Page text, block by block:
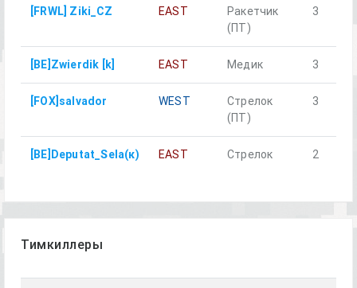
[FRWL] Ziki_CZ EAST
Ракетчик
(ПТ)
3
[BE]Zwierdik [k] EAST Медик 3
[FOX]salvador WEST
Стрелок
(ПТ)
3
[BE]Deputat_Sela(к) EAST Стрелок 2
Тимкиллеры